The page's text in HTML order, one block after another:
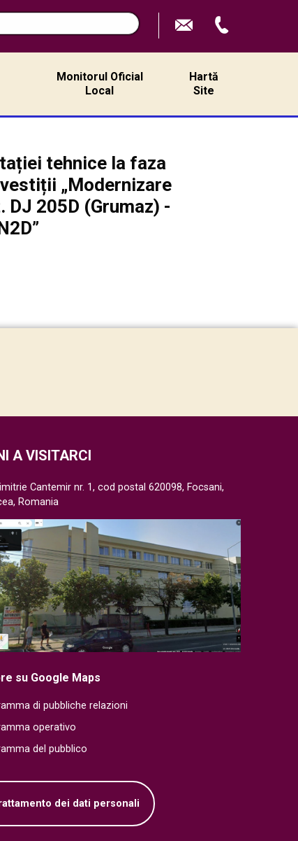
Monitorul Oficial
Local
Hartă
Site
tehnice la faza
„Modernizare
205D (Grumaz) -
A VISITARCI
Cantemir nr. 1, cod postal 620098, Focsani,
Romania
su Google Maps
di pubbliche relazioni
operativo
del pubblico
dei dati personali